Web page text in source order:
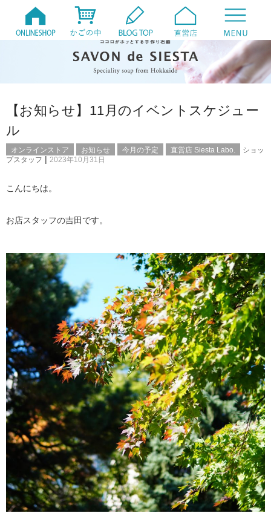
【お知らせ】11月のイベントスケジュー
ル
オンラインストア お知らせ 今月の予定 直営店 Siesta Labo.
ショッ
プスタッフ | 2023年10月31日
こんにちは。
お店スタッフの吉田です。